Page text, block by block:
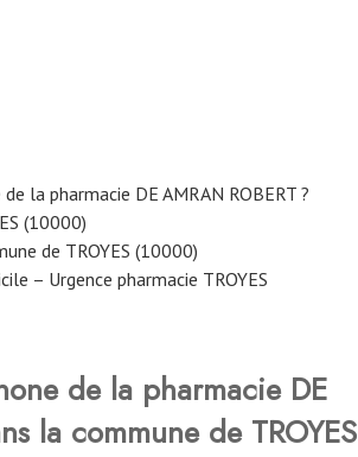
la pharmacie DE AMRAN ROBERT ?
(10000)
de TROYES (10000)
– Urgence pharmacie TROYES
de la pharmacie DE
la commune de TROYES